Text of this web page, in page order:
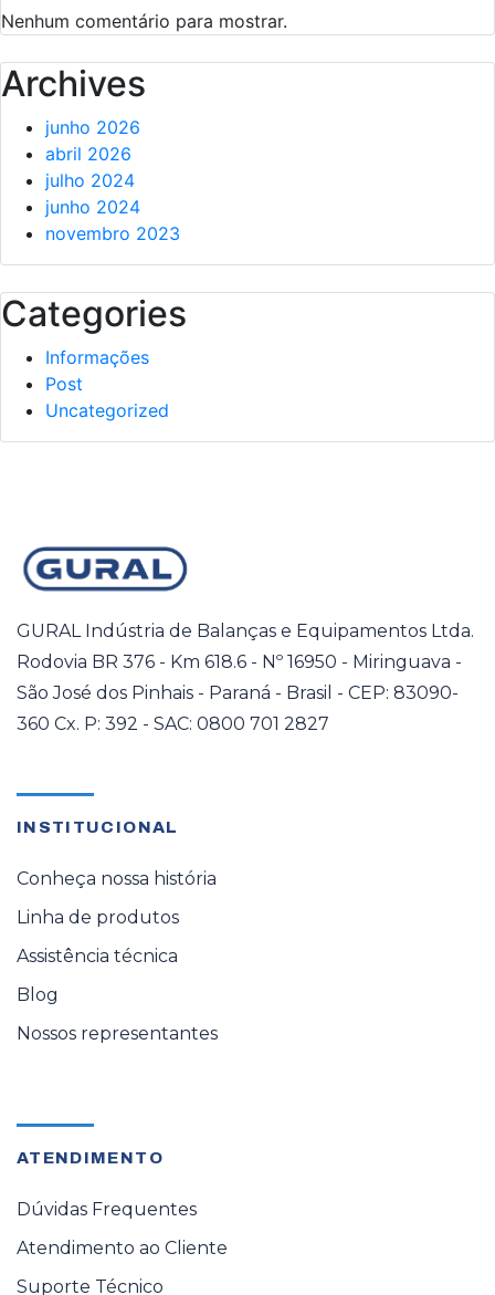
Nenhum comentário para mostrar.
Archives
junho 2026
abril 2026
julho 2024
junho 2024
novembro 2023
Categories
Informações
Post
Uncategorized
GURAL Indústria de Balanças e Equipamentos Ltda.
Rodovia BR 376 - Km 618.6 - Nº 16950 - Miringuava -
São José dos Pinhais - Paraná - Brasil - CEP: 83090-
360 Cx. P: 392 - SAC: 0800 701 2827
INSTITUCIONAL
Conheça nossa história
Linha de produtos
Assistência técnica
Blog
Nossos representantes
ATENDIMENTO
Dúvidas Frequentes
Atendimento ao Cliente
Suporte Técnico